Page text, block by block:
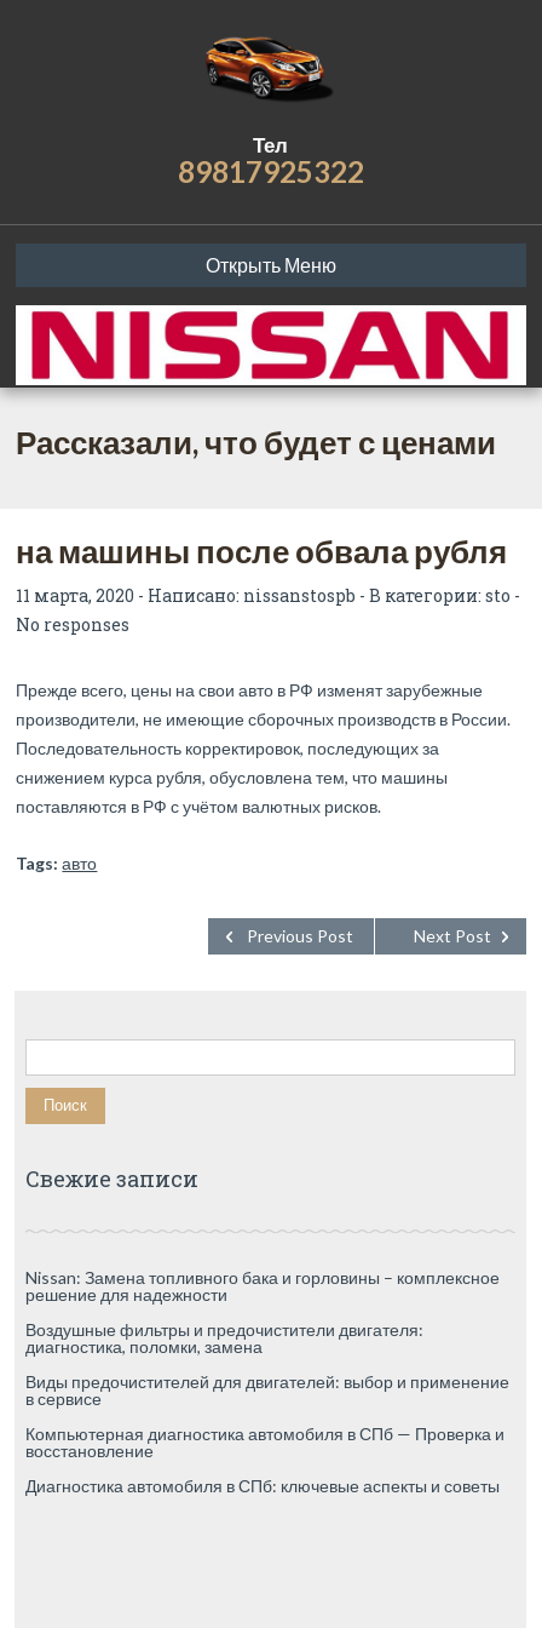
Тел
89817925322
Открыть Меню
Рассказали, что будет с ценами
на машины после обвала рубля
11 марта, 2020 - Написано: nissanstospb - В категории:sto -
No responses
Прежде всего, цены на свои авто в РФ изменят зарубежные
производители, не имеющие сборочных производств в России.
Последовательность корректировок, последующих за
снижением курса рубля, обусловлена тем, что машины
поставляются в РФ с учётом валютных рисков.
Tags: авто
Next Post
Previous Post
Найти:
Свежие записи
Nissan: Замена топливного бака и горловины – комплексное
решение для надежности
Воздушные фильтры и предочистители двигателя:
диагностика, поломки, замена
Виды предочистителей для двигателей: выбор и применение
в сервисе
Компьютерная диагностика автомобиля в СПб — Проверка и
восстановление
Диагностика автомобиля в СПб: ключевые аспекты и советы